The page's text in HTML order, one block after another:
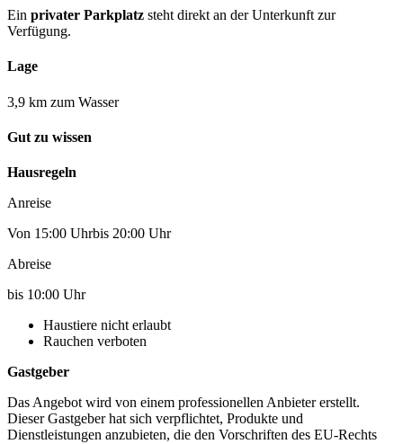
Ein privater Parkplatz steht direkt an der Unterkunft zur
Verfügung.
Lage
3,9 km zum Wasser
Gut zu wissen
Hausregeln
Anreise
Von 15:00 Uhrbis 20:00 Uhr
Abreise
bis 10:00 Uhr
Haustiere nicht erlaubt
Rauchen verboten
Gastgeber
Das Angebot wird von einem professionellen Anbieter erstellt.
Dieser Gastgeber hat sich verpflichtet, Produkte und
Dienstleistungen anzubieten, die den Vorschriften des EU-Rechts